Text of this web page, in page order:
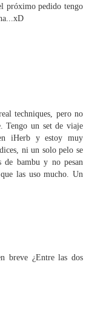
próximo pedido tengo
techniques, pero no
Tengo un set de viaje
iHerb y estoy muy
ni un solo pelo se
de bambu y no pesan
las uso mucho. Un
breve ¿Entre las dos